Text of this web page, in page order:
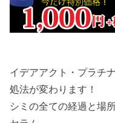
イデアアクト・プラチ
処法が変わります！
シミの全ての経過と場